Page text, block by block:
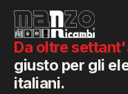
Da oltre
giusto per gli
italiani.